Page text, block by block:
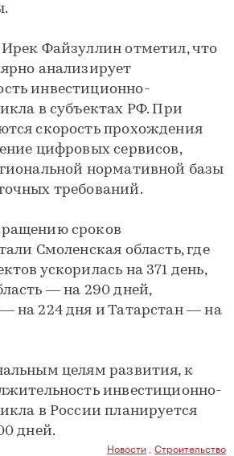
Файзуллин отметил, что
анализирует
инвестиционно-
в субъектах РФ. При
скорость прохождения
цифровых сервисов,
нормативной базы
требований.
сроков
Смоленская область, где
ускорилась на 371 день,
— на 290 дней,
на 224 дня и Татарстан — на
целям развития, к
инвестиционно-
в России планируется
дней.
Новости Строительство